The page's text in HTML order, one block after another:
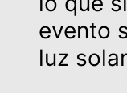
evento
luz